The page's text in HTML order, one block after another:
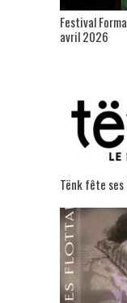
Festival
avril 2026
Tënk fête ses